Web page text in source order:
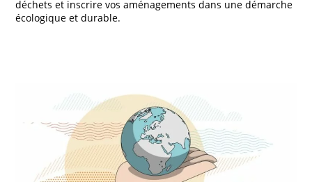
déchets et inscrire vos aménagements dans une démarche
écologique et durable.